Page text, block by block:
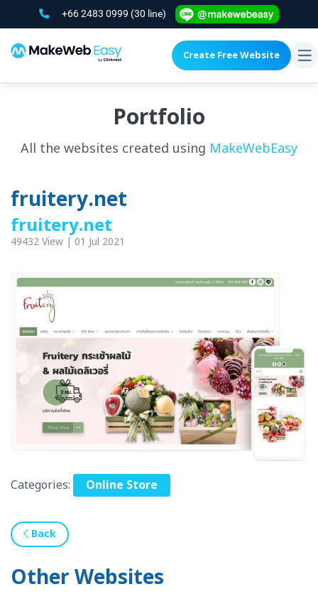
+66 2483 0999 (30 line)
Create Free Website
Portfolio
All the websites created using MakeWebEasy
fruitery.net
fruitery.net
49432 View | 01 Jul 2021
Categories: Online Store
Back
Other Websites